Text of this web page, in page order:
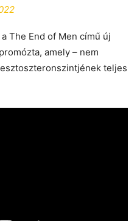
The End of Men című új
amely – nem
teljes